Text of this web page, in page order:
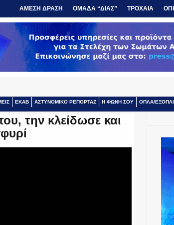
ΑΜΕΣΗ ΔΡΑΣΗ ΟΜΑΔΑ “ΔΙΑΣ” ΤΡΟΧΑΙΑ
ΕΚΑΒ ΑΣΤΥΝΟΜΙΚΟ ΡΕΠΟΡΤΑΖ Η ΦΩΝΗ ΣΟΥ ΟΠΛΑ/
την κλείδωσε και